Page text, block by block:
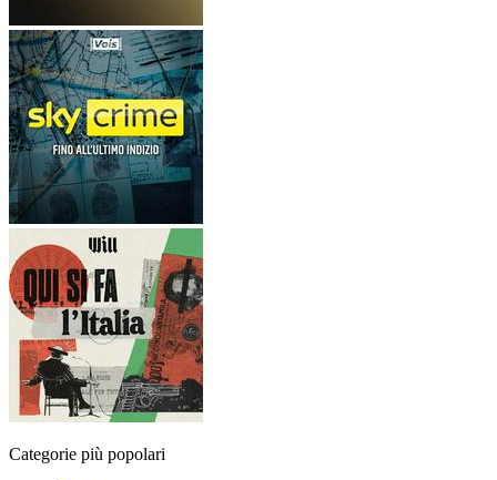
Categorie più popolari